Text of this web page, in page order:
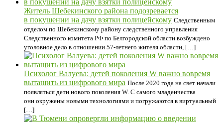
Житель Шебекинского района подозревается
в покушении на дачу взятки полицейскому Следственным
отделом по Шебекинскому району следственного управления
Следственного комитета РФ по Белгородской области возбуждено
уголовное дело в отношении 57-летнего жителя области, […]
Психолог Валуева: детей поколения W важно вовремя
вытащить из цифрового мира После 2020 года на свет начали
появляться дети нового поколения W. С самого младенчества
они окружены новыми технологиями и погружаются в виртуальный
[…]